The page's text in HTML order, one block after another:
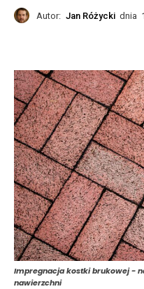
Autor: Jan Różycki dnia
Impregnacja kostki brukowej -
nawierzchni